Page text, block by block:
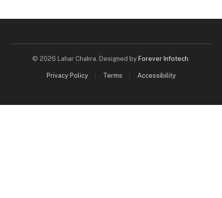
© 2026 Lahar Chakra. Designed by Forever Infotech.
Privacy Policy Terms Accessibility